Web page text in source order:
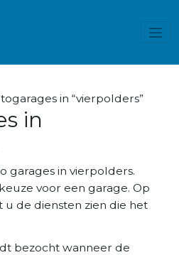
in “vierpolders”
in
garages in vierpolders.
voor een garage. Op
de diensten zien die het
bezocht wanneer de